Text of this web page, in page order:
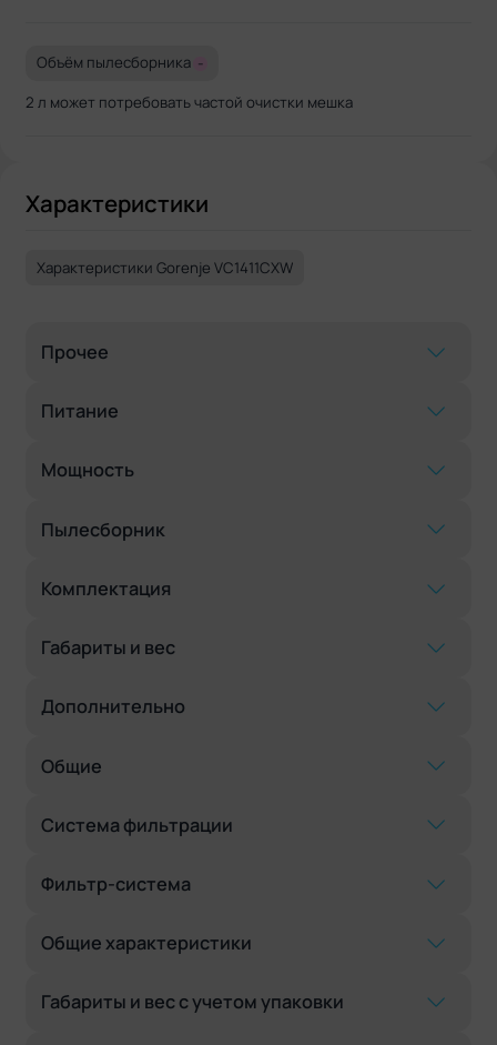
Объём пылесборника -
2 л может потребовать частой очистки мешка
Характеристики
Характеристики Gorenje VC1411CXW
Прочее
Питание
Мощность
Пылесборник
Комплектация
Габариты и вес
Дополнительно
Общие
Система фильтрации
Фильтр-система
Общие характеристики
Габариты и вес с учетом упаковки